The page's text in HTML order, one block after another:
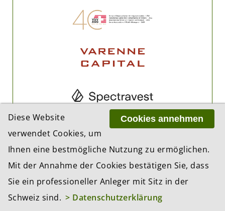
Cookies annehmen
Diese Website
verwendet Cookies, um
Ihnen eine bestmögliche Nutzung zu ermöglichen.
Mit der Annahme der Cookies bestätigen Sie, dass
Sie ein professioneller Anleger mit Sitz in der
Schweiz sind. > Datenschutzerklärung